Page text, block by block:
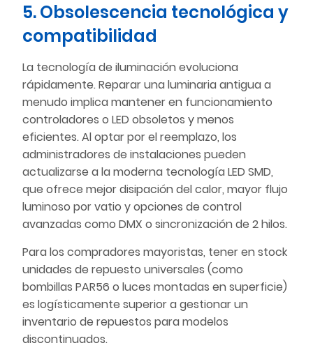
5. Obsolescencia tecnológica y
compatibilidad
La tecnología de iluminación evoluciona
rápidamente. Reparar una luminaria antigua a
menudo implica mantener en funcionamiento
controladores o LED obsoletos y menos
eficientes. Al optar por el reemplazo, los
administradores de instalaciones pueden
actualizarse a la moderna tecnología LED SMD,
que ofrece mejor disipación del calor, mayor flujo
luminoso por vatio y opciones de control
avanzadas como DMX o sincronización de 2 hilos.
Para los compradores mayoristas, tener en stock
unidades de repuesto universales (como
bombillas PAR56 o luces montadas en superficie)
es logísticamente superior a gestionar un
inventario de repuestos para modelos
discontinuados.